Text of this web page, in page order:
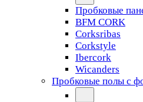
Пробковые
BFM CORK
Corksribas
Corkstyle
Ibercork
Wicanders
Пробковые полы с